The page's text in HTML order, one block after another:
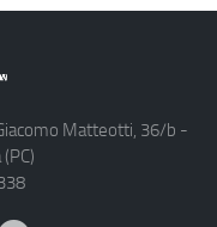
Matteotti, 36/b -